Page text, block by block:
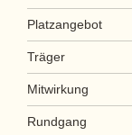
Platzangebot
Träger
Mitwirkung
Rundgang